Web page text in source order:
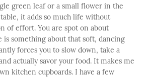
green leaf or a small flower in the
it adds so much life without
of effort. You are spot on about
is something about that soft, dancing
forces you to slow down, take a
actually savor your food. It makes me
kitchen cupboards. I have a few